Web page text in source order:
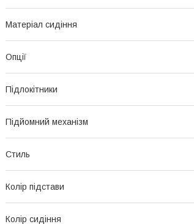
Матеріал сидіння
Опції
Підлокітники
Підйомний механізм
Стиль
Колір підстави
Колір сидіння